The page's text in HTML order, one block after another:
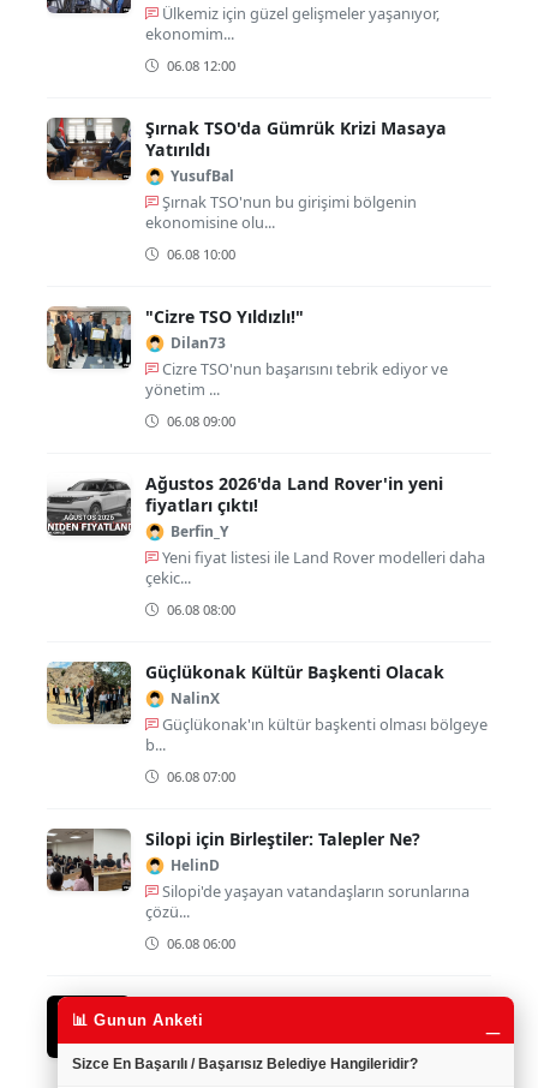
Ülkemiz için güzel gelişmeler yaşanıyor,
ekonomim...
06.08 12:00
Şırnak TSO'da Gümrük Krizi Masaya
Yatırıldı
YusufBal
Şırnak TSO'nun bu girişimi bölgenin
ekonomisine olu...
06.08 10:00
"Cizre TSO Yıldızlı!"
Dilan73
Cizre TSO'nun başarısını tebrik ediyor ve
yönetim ...
06.08 09:00
Ağustos 2026'da Land Rover'in yeni
fiyatları çıktı!
Berfin_Y
Yeni fiyat listesi ile Land Rover modelleri daha
çekic...
06.08 08:00
Güçlükonak Kültür Başkenti Olacak
NalinX
Güçlükonak'ın kültür başkenti olması bölgeye
b...
06.08 07:00
Silopi için Birleştiler: Talepler Ne?
HelinD
Silopi'de yaşayan vatandaşların sorunlarına
çözü...
06.08 06:00
Dilan73
Tevfik Abi'nin kaybı ilçede büyük bir boşluk
yarat...
📊 Gunun Anketi
Sizce En Başarılı / Başarısız Belediye Hangileridir?